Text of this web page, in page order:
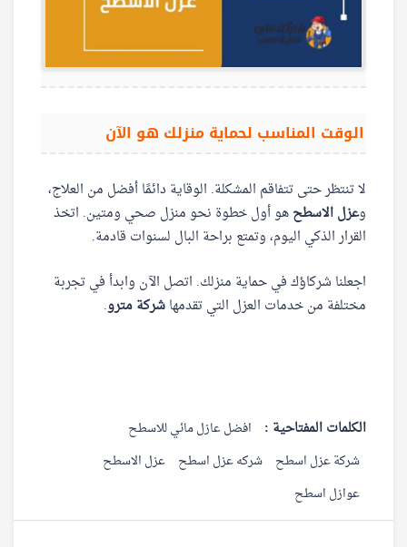
الوقت المناسب لحماية منزلك هو الآن
لا تنتظر حتى تتفاقم المشكلة. الوقاية دائمًا أفضل من العلاج،
وعزل الاسطحهو أول خطوة نحو منزل صحي ومتين. اتخذ
القرار الذكي اليوم، وتمتع براحة البال لسنوات قادمة.
اجعلنا شركاؤك في حماية منزلك. اتصل الآن وابدأ في تجربة
مختلفة من خدمات العزل التي تقدمهاشركة مترو.
الكلمات المفتاحية :
افضل عازل مائي للاسطح
شركة عزل اسطح شركه عزل اسطح عزل الاسطح
عوازل اسطح